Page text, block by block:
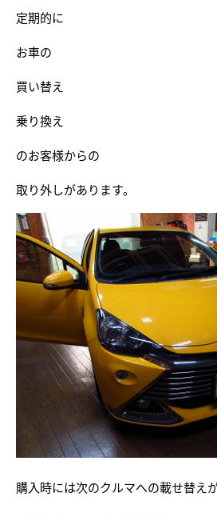
定期的に
お車の
買い替え
乗り換え
のお客様からの
取り外しがあります。
購入時には次のクルマへの載せ替え